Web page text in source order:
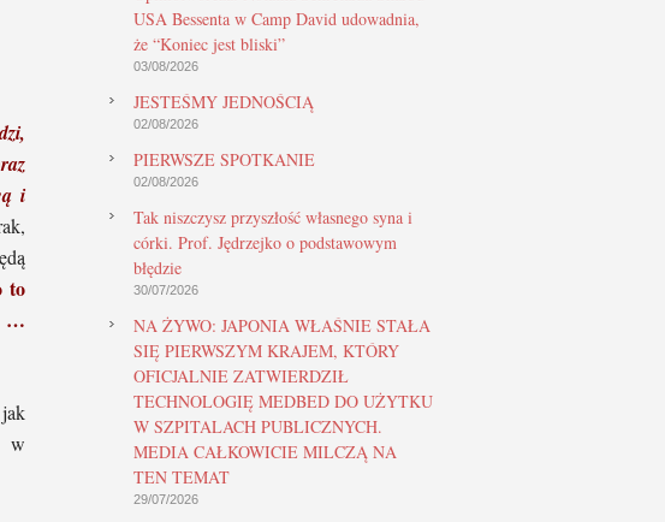
i
to
…
w
USA Bessenta w Camp David udowadnia,
że “Koniec jest bliski”
03/08/2026
JESTEŚMY JEDNOŚCIĄ
02/08/2026
PIERWSZE SPOTKANIE
02/08/2026
Tak niszczysz przyszłość własnego syna i
córki. Prof. Jędrzejko o podstawowym
błędzie
30/07/2026
NA ŻYWO: JAPONIA WŁAŚNIE STAŁA
SIĘ PIERWSZYM KRAJEM, KTÓRY
OFICJALNIE ZATWIERDZIŁ
TECHNOLOGIĘ MEDBED DO UŻYTKU
W SZPITALACH PUBLICZNYCH.
MEDIA CAŁKOWICIE MILCZĄ NA
TEN TEMAT
29/07/2026